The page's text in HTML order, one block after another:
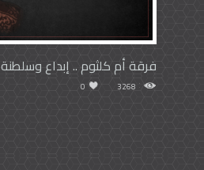
فرقة أم كلثوم .. إبداع وسلطنة
3268
0